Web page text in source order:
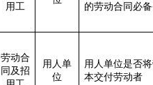
用工
的劳动合同必
劳动合
同及招
用人单
位
用人单位是否
本交付劳动者